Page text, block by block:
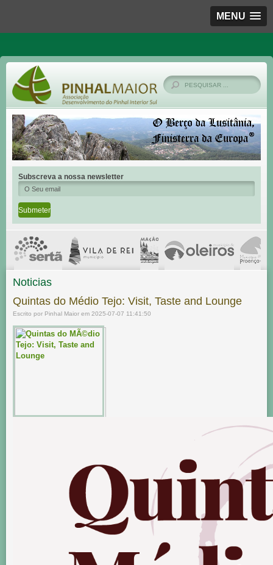
MENU
Subscreva a nossa newsletter
Noticias
Quintas do Médio Tejo: Visit, Taste and Lounge
Escrito por Pinhal Maior em 2025-07-07 11:41:50